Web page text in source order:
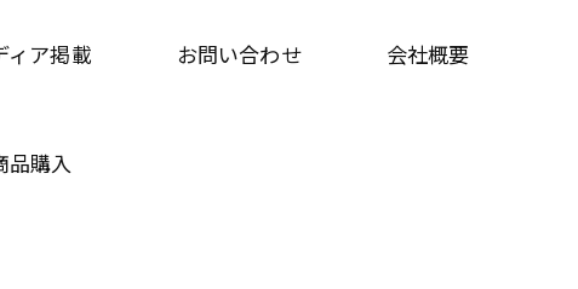
ィア掲載 お問い合わせ 会社概要
品購入